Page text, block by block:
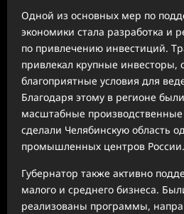
Одной из основных мер по
экономики стала разработка и
по привлечению инвестиций.
привлекал крупные инвесторы,
благоприятные условия для
Благодаря этому в регионе
масштабные
сделали Челябинскую область
промышленных центров России.
Губернатор также активно
малого и среднего бизнеса.
реализованы программы,